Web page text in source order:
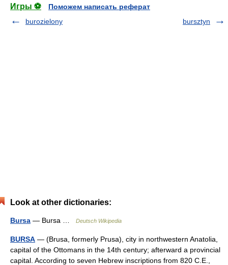
Игры ⚽
Поможем написать реферат
burozielony
bursztyn
Look at other dictionaries:
Bursa — Bursa … Deutsch Wikipedia
BURSA — (Brusa, formerly Prusa), city in northwestern Anatolia,
capital of the Ottomans in the 14th century; afterward a provincial
capital. According to seven Hebrew inscriptions from 820 C.E.,